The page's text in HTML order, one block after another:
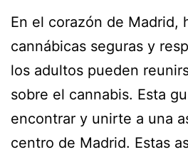
En el corazón de Madrid,
cannábicas seguras y
los adultos pueden
sobre el cannabis. Esta
encontrar y unirte a una
centro de Madrid. Estas